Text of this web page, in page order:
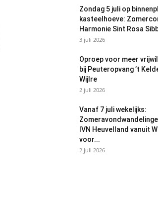
Zondag 5 juli op
kasteelhoeve:
Harmonie Sint Rosa
3 juli 2026
Oproep voor meer
bij Peuteropvang ’t
Wijlre
2 juli 2026
Vanaf 7 juli wekelijks:
IVN Heuvelland vanuit
voor...
2 juli 2026